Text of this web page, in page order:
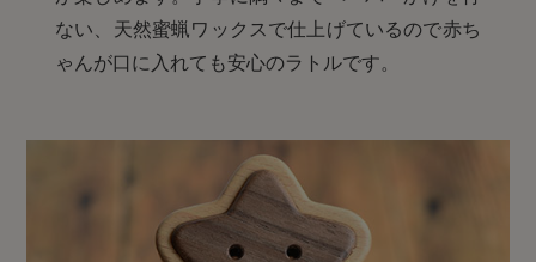
ない、天然蜜蝋ワックスで仕上げているので赤ち
ゃんが口に入れても安心のラトルです。